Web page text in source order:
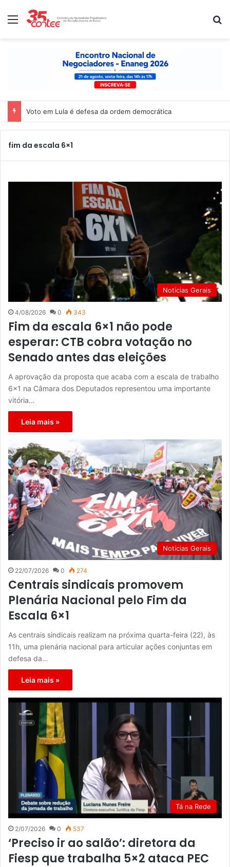
Menu
Nota de solidariedade ao povo venezuelano
fim da escala 6×1
Notícias Gerais
4/08/2026 0 343
Fim da escala 6×1 não pode
esperar: CTB cobra votação no
Senado antes das eleições
A aprovação da proposta que acaba com a escala de trabalho
6×1 na Câmara dos Deputados representou uma importante
vitória…
Leia mais »
Notícias Gerais
22/07/2026 0 274
Centrais sindicais promovem
Plenária Nacional pelo Fim da
Escala 6×1
As centrais sindicais realizam na próxima quarta-feira (22), às
11h, uma plenária nacional para articular ações conjuntas em
defesa da…
Leia mais »
Tá na Rede
2/07/2026 0 537
‘Preciso ir ao salão’: diretora da
Fiesp que trabalha 5×2 ataca PEC